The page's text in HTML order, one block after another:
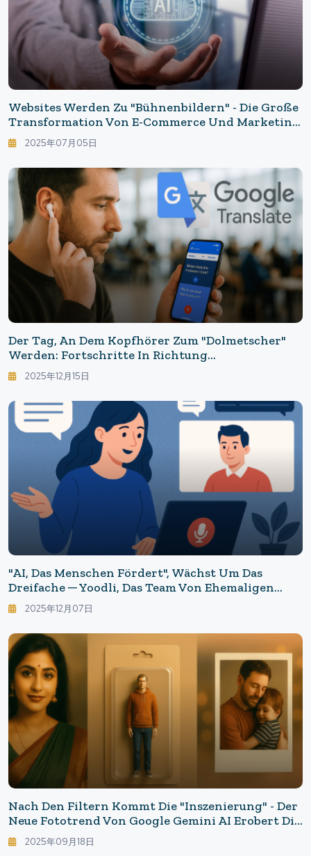
Websites Werden Zu "Bühnenbildern" - Die Große
Transformation Von E-Commerce Und Marketing
Im Zeitalter Der Generativen KI
2025年07月05日
Der Tag, An Dem Kopfhörer Zum "Dolmetscher"
Werden: Fortschritte In Richtung
"Universalübersetzung" — Google Übersetzer ×
Gemini Machen Redewendungen Und Gespräche
Intelligenter
2025年12月15日
"AI, Das Menschen Fördert", Wächst Um Das
Dreifache ─ Yoodli, Das Team Von Ehemaligen
Google-Mitarbeitern, Erreicht Eine Bewertung
Von Über 300 Millionen Dollar. "Nicht Ersetzende
KI" Verändert Die Unternehmensschulung.
2025年12月07日
Nach Den Filtern Kommt Die "Inszenierung" - Der
Neue Fototrend Von Google Gemini AI Erobert Die
Welt: Von Retro-Saris Bis Zu 3D-Figuren
2025年09月18日